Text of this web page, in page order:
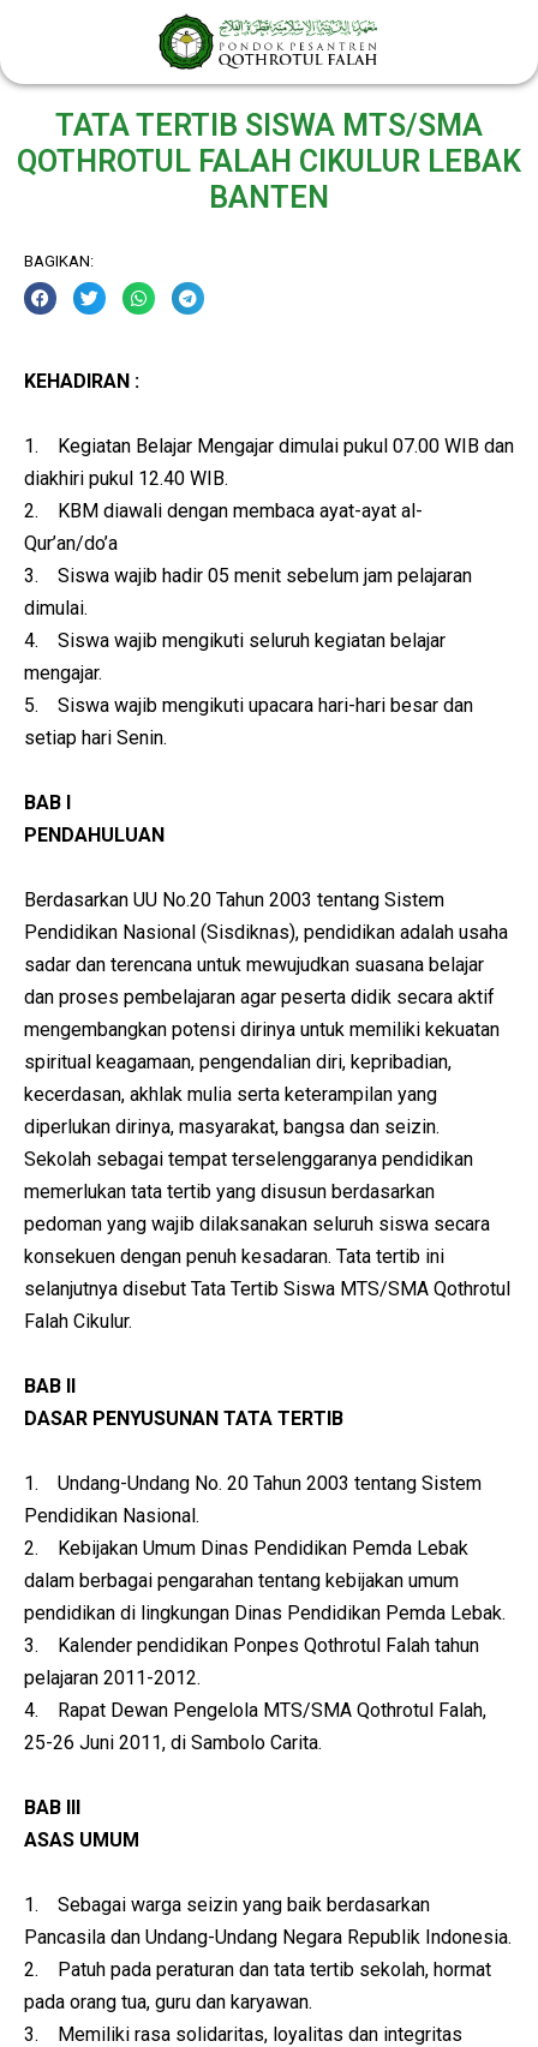
konten
TATA TERTIB SISWA MTS/SMA
QOTHROTUL FALAH CIKULUR LEBAK
BANTEN
BAGIKAN:
KEHADIRAN :
1. Kegiatan Belajar Mengajar dimulai pukul 07.00 WIB dan
diakhiri pukul 12.40 WIB.
2. KBM diawali dengan membaca ayat-ayat al-
Qur’an/do’a
3. Siswa wajib hadir 05 menit sebelum jam pelajaran
dimulai.
4. Siswa wajib mengikuti seluruh kegiatan belajar
mengajar.
5. Siswa wajib mengikuti upacara hari-hari besar dan
setiap hari Senin.
BAB I
PENDAHULUAN
Berdasarkan UU No.20 Tahun 2003 tentang Sistem
Pendidikan Nasional (Sisdiknas), pendidikan adalah usaha
sadar dan terencana untuk mewujudkan suasana belajar
dan proses pembelajaran agar peserta didik secara aktif
mengembangkan potensi dirinya untuk memiliki kekuatan
spiritual keagamaan, pengendalian diri, kepribadian,
kecerdasan, akhlak mulia serta keterampilan yang
diperlukan dirinya, masyarakat, bangsa dan seizin.
Sekolah sebagai tempat terselenggaranya pendidikan
memerlukan tata tertib yang disusun berdasarkan
pedoman yang wajib dilaksanakan seluruh siswa secara
konsekuen dengan penuh kesadaran. Tata tertib ini
selanjutnya disebut Tata Tertib Siswa MTS/SMA Qothrotul
Falah Cikulur.
BAB II
DASAR PENYUSUNAN TATA TERTIB
1. Undang-Undang No. 20 Tahun 2003 tentang Sistem
Pendidikan Nasional.
2. Kebijakan Umum Dinas Pendidikan Pemda Lebak
dalam berbagai pengarahan tentang kebijakan umum
pendidikan di lingkungan Dinas Pendidikan Pemda Lebak.
3. Kalender pendidikan Ponpes Qothrotul Falah tahun
pelajaran 2011-2012.
4. Rapat Dewan Pengelola MTS/SMA Qothrotul Falah,
25-26 Juni 2011, di Sambolo Carita.
BAB III
ASAS UMUM
1. Sebagai warga seizin yang baik berdasarkan
Pancasila dan Undang-Undang Negara Republik Indonesia.
2. Patuh pada peraturan dan tata tertib sekolah, hormat
pada orang tua, guru dan karyawan.
3. Memiliki rasa solidaritas, loyalitas dan integritas